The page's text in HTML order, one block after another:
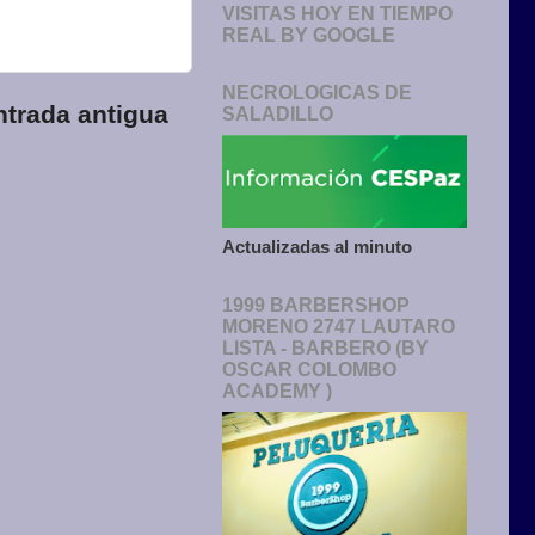
antigua
VISITAS HOY EN TIEMPO
REAL BY GOOGLE
NECROLOGICAS DE
SALADILLO
Actualizadas al minuto
1999 BARBERSHOP
MORENO 2747 LAUTARO
LISTA - BARBERO (BY
OSCAR COLOMBO
ACADEMY )